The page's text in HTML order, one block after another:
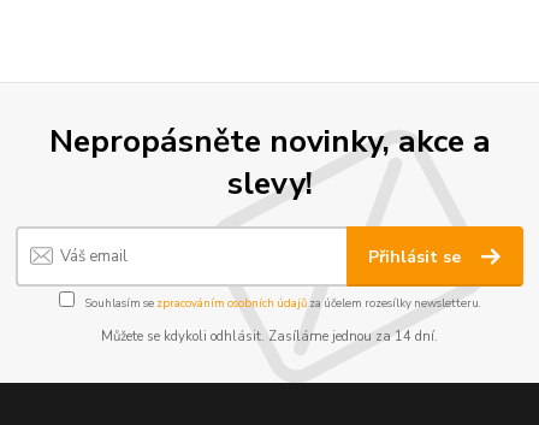
Nepropásněte novinky, akce a
slevy!
Přihlásit se
Souhlasím se zpracováním osobních údajůza účelem rozesílky newsletteru.
Můžete se kdykoli odhlásit. Zasíláme jednou za 14 dní.